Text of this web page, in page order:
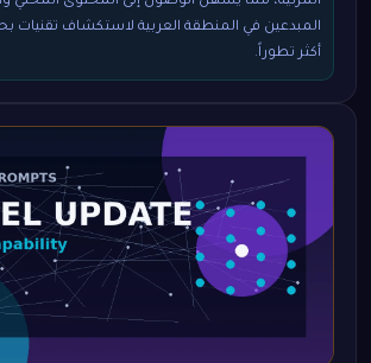
المبدعين في المنطقة العربية لاستكشاف تقنيات
أكثر تطوراً.